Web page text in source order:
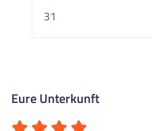
31
Eure Unterkunft